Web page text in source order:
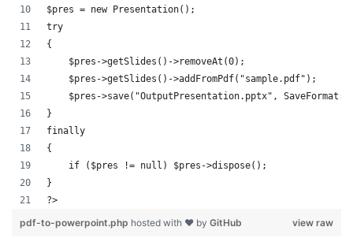
$pres = new Presentation();
try
{
    $pres->getSlides()->removeAt(0);
    $pres->getSlides()->addFromPdf("sample.pdf");
$pres->save("OutputPresentation.pptx",
}
finally
{
    if ($pres != null) $pres->dispose();
}
?>
view raw
pdf-to-powerpoint.php hosted with ❤ by GitHub